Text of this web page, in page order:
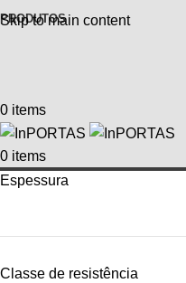
Skip to main content
PRODUTOS
0 items
0 items
Espessura
Classe de resistência